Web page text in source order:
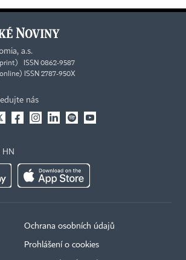
a.s.
ISSN 0862-9587
ISSN 2787-950X
nás
HN
Ochrana osobních údajů
Prohlášení o cookies